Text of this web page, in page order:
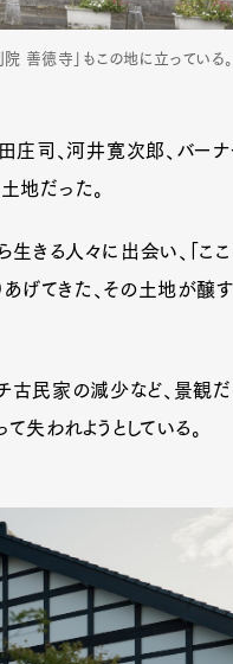
善徳寺」もこの地に立っている。
司、河井寛次郎、バーナ
地だった。
きる人々に出会い、「こ
あげてきた、その土地が醸
民家の減少など、景観だけ
失われようとしている。